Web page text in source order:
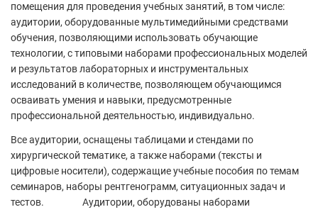
помещения для проведения учебных занятий, в том числе:
аудитории, оборудованные мультимедийными средствами
обучения, позволяющими использовать обучающие
технологии, с типовыми наборами профессиональных моделей
и результатов лабораторных и инструментальных
исследований в количестве, позволяющем обучающимся
осваивать умения и навыки, предусмотренные
профессиональной деятельностью, индивидуально.
Все аудитории, оснащены таблицами и стендами по
хирургической тематике, а также наборами (тексты и
цифровые носители), содержащие учебные пособия по темам
семинаров, наборы рентгенограмм, ситуационных задач и
тестов. Аудитории, оборудованы наборами